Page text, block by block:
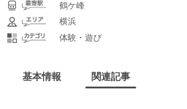
鶴ケ峰
横浜
体験・遊び
基本情報 関連記事